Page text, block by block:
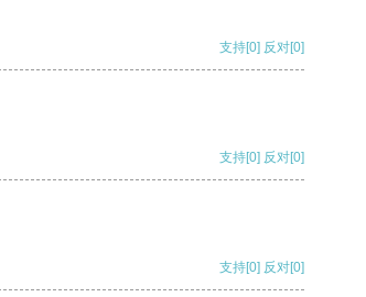
支持[0] 反对[0]
支持[0] 反对[0]
支持[0] 反对[0]